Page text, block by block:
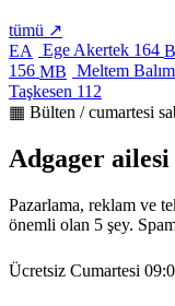
tümü ↗
EA
Ege Akertek 164
156 MB Meltem Balım
Taşkesen 112
▦ Bülten / cumartesi
Adgager
Pazarlama, reklam ve
önemli olan 5 şey.
Ücretsiz Cumartesi